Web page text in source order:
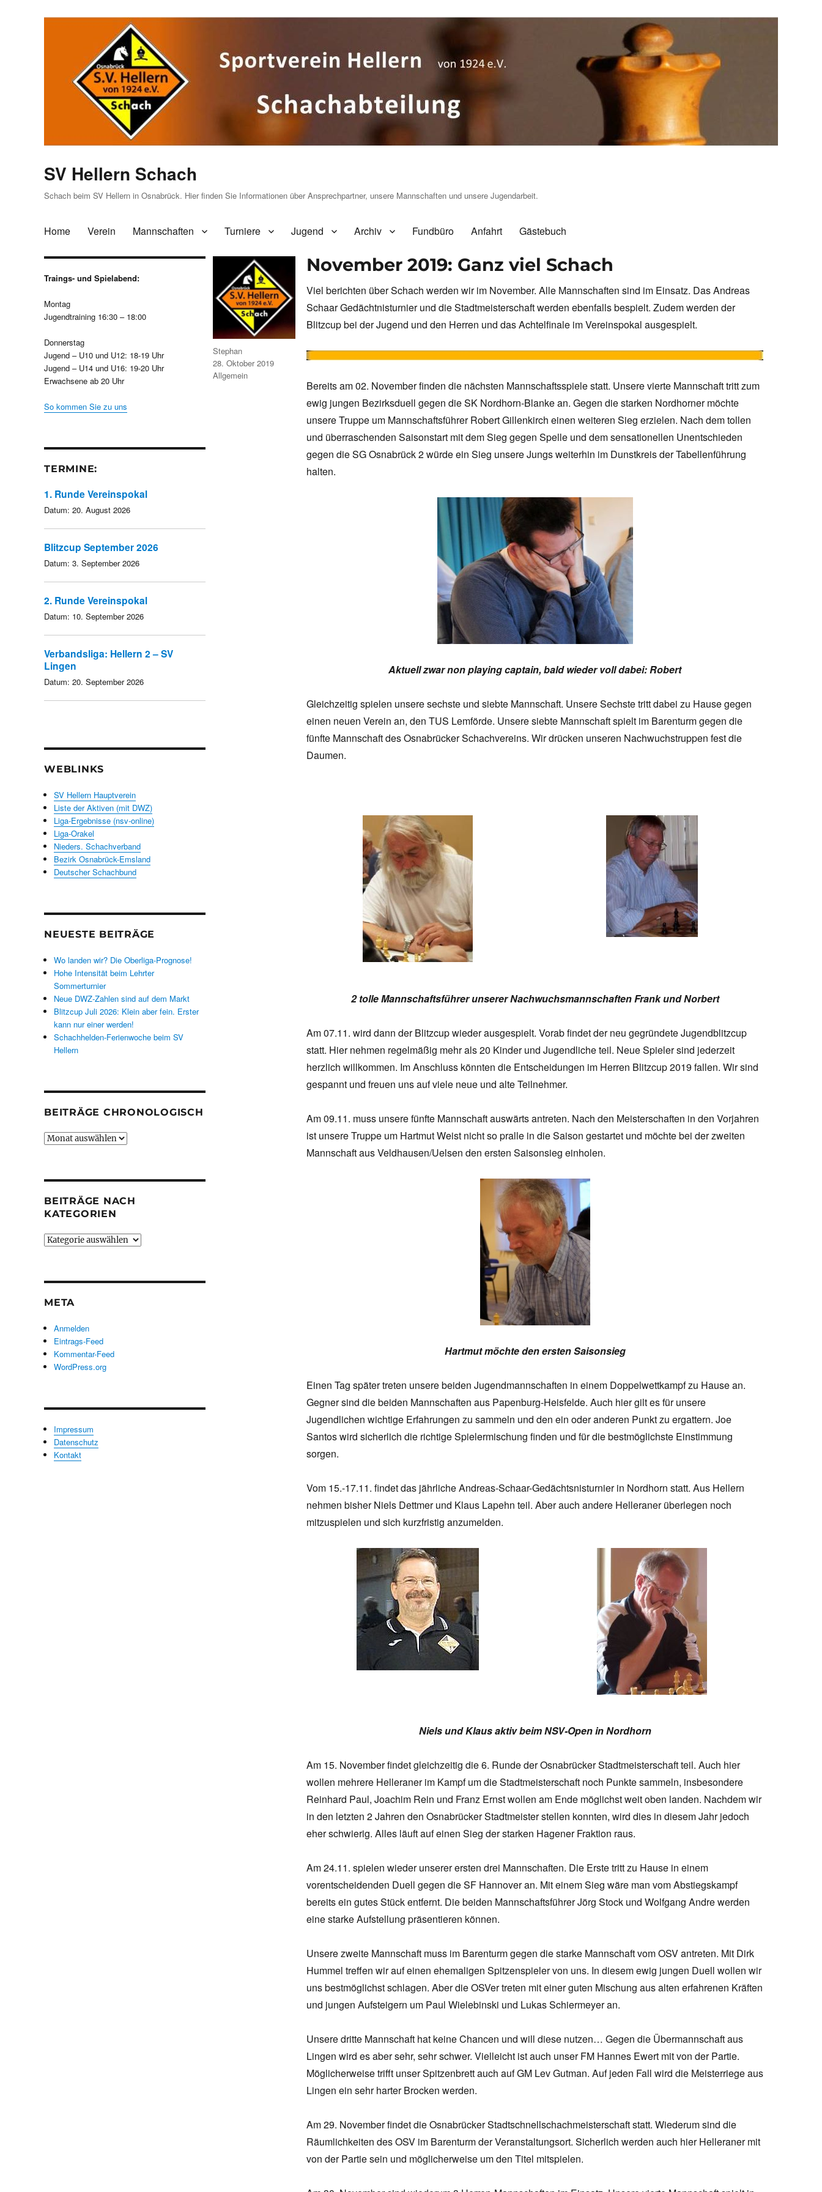
SV Hellern Schach
Schach beim SV Hellern in Osnabrück. Hier finden Sie Informationen über Ansprechpartner, unsere Mannschaften und unsere Jugendarbeit.
Home Verein Mannschaften Turniere Jugend Archiv Fundbüro Anfahrt Gästebuch
November 2019: Ganz viel Schach
Viel berichten über Schach werden wir im November. Alle Mannschaften sind im Einsatz. Das Andreas
Schaar Gedächtnisturnier und die Stadtmeisterschaft werden ebenfalls bespielt. Zudem werden der
Blitzcup bei der Jugend und den Herren und das Achtelfinale im Vereinspokal ausgespielt.
Bereits am 02. November finden die nächsten Mannschaftsspiele statt. Unsere vierte Mannschaft tritt zum
ewig jungen Bezirksduell gegen die SK Nordhorn-Blanke an. Gegen die starken Nordhorner möchte
unsere Truppe um Mannschaftsführer Robert Gillenkirch einen weiteren Sieg erzielen. Nach dem tollen
und überraschenden Saisonstart mit dem Sieg gegen Spelle und dem sensationellen Unentschieden
gegen die SG Osnabrück 2 würde ein Sieg unsere Jungs weiterhin im Dunstkreis der Tabellenführung
halten.
Aktuell zwar non playing captain, bald wieder voll dabei: Robert
Gleichzeitig spielen unsere sechste und siebte Mannschaft. Unsere Sechste tritt dabei zu Hause gegen
einen neuen Verein an, den TUS Lemförde. Unsere siebte Mannschaft spielt im Barenturm gegen die
fünfte Mannschaft des Osnabrücker Schachvereins. Wir drücken unseren Nachwuchstruppen fest die
Daumen.
2 tolle Mannschaftsführer unserer Nachwuchsmannschaften Frank und Norbert
Am 07.11. wird dann der Blitzcup wieder ausgespielt. Vorab findet der neu gegründete Jugendblitzcup
statt. Hier nehmen regelmäßig mehr als 20 Kinder und Jugendliche teil. Neue Spieler sind jederzeit
herzlich willkommen. Im Anschluss könnten die Entscheidungen im Herren Blitzcup 2019 fallen. Wir sind
gespannt und freuen uns auf viele neue und alte Teilnehmer.
Am 09.11. muss unsere fünfte Mannschaft auswärts antreten. Nach den Meisterschaften in den Vorjahren
ist unsere Truppe um Hartmut Weist nicht so pralle in die Saison gestartet und möchte bei der zweiten
Mannschaft aus Veldhausen/Uelsen den ersten Saisonsieg einholen.
Hartmut möchte den ersten Saisonsieg
Einen Tag später treten unsere beiden Jugendmannschaften in einem Doppelwettkampf zu Hause an.
Gegner sind die beiden Mannschaften aus Papenburg-Heisfelde. Auch hier gilt es für unsere
Jugendlichen wichtige Erfahrungen zu sammeln und den ein oder anderen Punkt zu ergattern. Joe
Santos wird sicherlich die richtige Spielermischung finden und für die bestmöglichste Einstimmung
sorgen.
Vom 15.-17.11. findet das jährliche Andreas-Schaar-Gedächtsnisturnier in Nordhorn statt. Aus Hellern
nehmen bisher Niels Dettmer und Klaus Lapehn teil. Aber auch andere Helleraner überlegen noch
mitzuspielen und sich kurzfristig anzumelden.
Niels und Klaus aktiv beim NSV-Open in Nordhorn
Am 15. November findet gleichzeitig die 6. Runde der Osnabrücker Stadtmeisterschaft teil. Auch hier
wollen mehrere Helleraner im Kampf um die Stadtmeisterschaft noch Punkte sammeln, insbesondere
Reinhard Paul, Joachim Rein und Franz Ernst wollen am Ende möglichst weit oben landen. Nachdem wir
in den letzten 2 Jahren den Osnabrücker Stadtmeister stellen konnten, wird dies in diesem Jahr jedoch
eher schwierig. Alles läuft auf einen Sieg der starken Hagener Fraktion raus.
Am 24.11. spielen wieder unserer ersten drei Mannschaften. Die Erste tritt zu Hause in einem
vorentscheidenden Duell gegen die SF Hannover an. Mit einem Sieg wäre man vom Abstiegskampf
bereits ein gutes Stück entfernt. Die beiden Mannschaftsführer Jörg Stock und Wolfgang Andre werden
eine starke Aufstellung präsentieren können.
Unsere zweite Mannschaft muss im Barenturm gegen die starke Mannschaft vom OSV antreten. Mit Dirk
Hummel treffen wir auf einen ehemaligen Spitzenspieler von uns. In diesem ewig jungen Duell wollen wir
uns bestmöglichst schlagen. Aber die OSVer treten mit einer guten Mischung aus alten erfahrenen Kräften
und jungen Aufsteigern um Paul Wielebinski und Lukas Schiermeyer an.
Unsere dritte Mannschaft hat keine Chancen und will diese nutzen… Gegen die Übermannschaft aus
Lingen wird es aber sehr, sehr schwer. Vielleicht ist auch unser FM Hannes Ewert mit von der Partie.
Möglicherweise trifft unser Spitzenbrett auch auf GM Lev Gutman. Auf jeden Fall wird die Meisterriege aus
Lingen ein sehr harter Brocken werden.
Am 29. November findet die Osnabrücker Stadtschnellschachmeisterschaft statt. Wiederum sind die
Räumlichkeiten des OSV im Barenturm der Veranstaltungsort. Sicherlich werden auch hier Helleraner mit
von der Partie sein und möglicherweise um den Titel mitspielen.
Autor
Stephan
Veröffentlicht
am
28. Oktober 2019
Kategorien
Allgemein
Traings- und Spielabend:
Montag
Jugendtraining 16:30 – 18:00
Donnerstag
Jugend – U10 und U12: 18-19 Uhr
Jugend – U14 und U16: 19-20 Uhr
Erwachsene ab 20 Uhr
So kommen Sie zu uns
TERMINE:
1. Runde Vereinspokal
Datum: 20. August 2026
Blitzcup September 2026
Datum: 3. September 2026
2. Runde Vereinspokal
Datum: 10. September 2026
Verbandsliga: Hellern 2 – SV
Lingen
Datum: 20. September 2026
WEBLINKS
SV Hellern Hauptverein
Liste der Aktiven (mit DWZ)
Liga-Ergebnisse (nsv-online)
Liga-Orakel
Nieders. Schachverband
Bezirk Osnabrück-Emsland
Deutscher Schachbund
NEUESTE BEITRÄGE
Wo landen wir? Die Oberliga-Prognose!
Hohe Intensität beim Lehrter
Sommerturnier
Neue DWZ-Zahlen sind auf dem Markt
Blitzcup Juli 2026: Klein aber fein. Erster
kann nur einer werden!
Schachhelden-Ferienwoche beim SV
Hellern
BEITRÄGE CHRONOLOGISCH
Beiträge
BEITRÄGE NACH
KATEGORIEN
Beiträge
META
Anmelden
Eintrags-Feed
Kommentar-Feed
WordPress.org
Impressum
Datenschutz
Kontakt